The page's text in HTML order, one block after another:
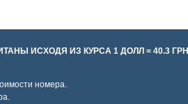
ИСХОДЯ ИЗ КУРСА 1 ДОЛЛ = 40.3 ГРН
номера.